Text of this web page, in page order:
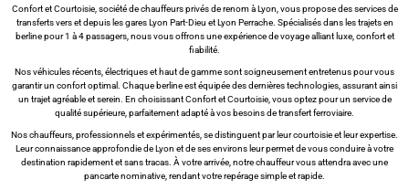
Confort et Courtoisie, société de chauffeurs privés de renom à Lyon, vous propose des services de
transferts vers et depuis les gares Lyon Part-Dieu et Lyon Perrache. Spécialisés dans les trajets en
berline pour 1 à 4 passagers, nous vous offrons une expérience de voyage alliant luxe, confort et
fiabilité.
Nos véhicules récents, électriques et haut de gamme sont soigneusement entretenus pour vous
garantir un confort optimal. Chaque berline est équipée des dernières technologies, assurant ainsi
un trajet agréable et serein. En choisissant Confort et Courtoisie, vous optez pour un service de
qualité supérieure, parfaitement adapté à vos besoins de transfert ferroviaire.
Nos chauffeurs, professionnels et expérimentés, se distinguent par leur courtoisie et leur expertise.
Leur connaissance approfondie de Lyon et de ses environs leur permet de vous conduire à votre
destination rapidement et sans tracas. À votre arrivée, notre chauffeur vous attendra avec une
pancarte nominative, rendant votre repérage simple et rapide.